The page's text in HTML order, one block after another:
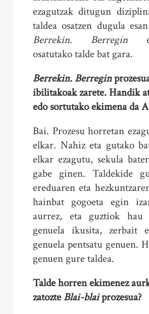
ezagutzak ditugun
taldea osatzen dugula
Berrekin. Berregin
osatutako talde bat gara.
Berrekin. Berregin
ibilitakoak zarete. Handik
edo sortutako ekimena da
Bai. Prozesu horretan
elkar. Nahiz eta gutako
elkar ezagutu, sekula
gabe ginen. Taldekide
ereduaren eta
hainbat gogoeta egin
aurrez, eta guztiok hau
genuela ikusita, zerbait
genuela pentsatu genuen.
genuen gure taldea.
Talde horren ekimenez
zatozteBlai-blaiprozesua?